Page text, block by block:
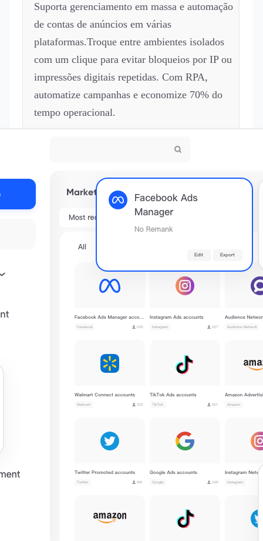
Suporta gerenciamento em massa e automação
de contas de anúncios em várias
plataformas.Troque entre ambientes isolados
com um clique para evitar bloqueios por IP ou
impressões digitais repetidas. Com RPA,
automatize campanhas e economize 70% do
tempo operacional.